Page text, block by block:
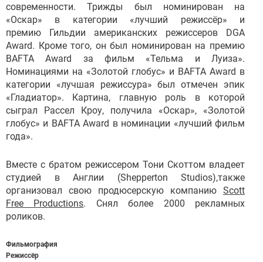
современности. Трижды был номинирован на
«Оскар» в категории «лучший режиссёр» и
премию Гильдии американских режиссеров DGA
Award. Кроме того, он был номинирован на премию
BAFTA Award за фильм «Тельма и Луиза».
Номинациями на «Золотой глобус» и BAFTA Award в
категории «лучшая режиссура» был отмечен эпик
«Гладиатор». Картина, главную роль в которой
сыграл Рассел Кроу, получила «Оскар», «Золотой
глобус» и BAFTA Award в номинации «лучший фильм
года».
Вместе с братом режиссером Тони Скоттом владеет
студией в Англии (Shepperton Studios),также
организовал свою продюсерскую компанию Scott
Free Productions. Снял более 2000 рекламных
роликов.
Фильмография
Режиссёр